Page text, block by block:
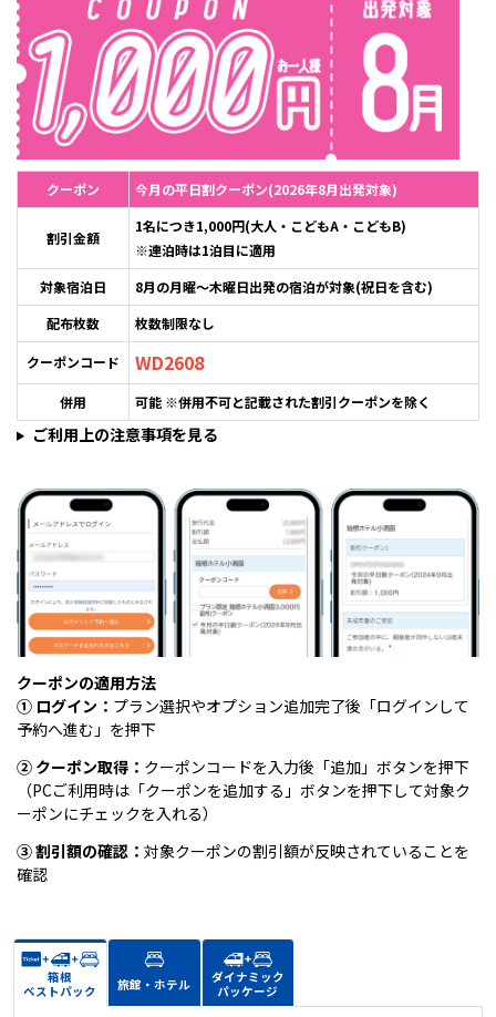
クーポン 今月の平日割クーポン(2026年8月出発対象)
割引金額
1名につき1,000円(大人・こどもA・こどもB)
※連泊時は1泊目に適用
対象宿泊日
8月の月曜～木曜日出発の宿泊が対象(祝日を含む)
配布枚数
枚数制限なし
クーポンコード WD2608
併用 可能 ※併用不可と記載された割引クーポンを除く
ご利用上の注意事項を見る
クーポンの適用方法
① ログイン： プラン選択やオプション追加完了後「ログインして
予約へ進む」を押下
② クーポン取得： クーポンコードを入力後「追加」ボタンを押下
（PCご利用時は「クーポンを追加する」ボタンを押下して対象ク
ーポンにチェックを入れる）
③ 割引額の確認： 対象クーポンの割引額が反映されていることを
確認
箱根
ベストパック
旅館・ホテル
ダイナミック
パッケージ